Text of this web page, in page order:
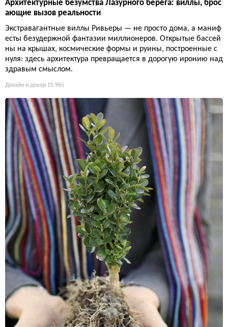
Архитектурные безумства Лазурного берега: виллы, брос
ающие вызов реальности
Экстравагантные виллы Ривьеры — не просто дома, а маниф
есты безудержной фантазии миллионеров. Открытые бассей
ны на крышах, космические формы и руины, построенные с
нуля: здесь архитектура превращается в дорогую иронию над
здравым смыслом.
Дизайн и декор 15 965